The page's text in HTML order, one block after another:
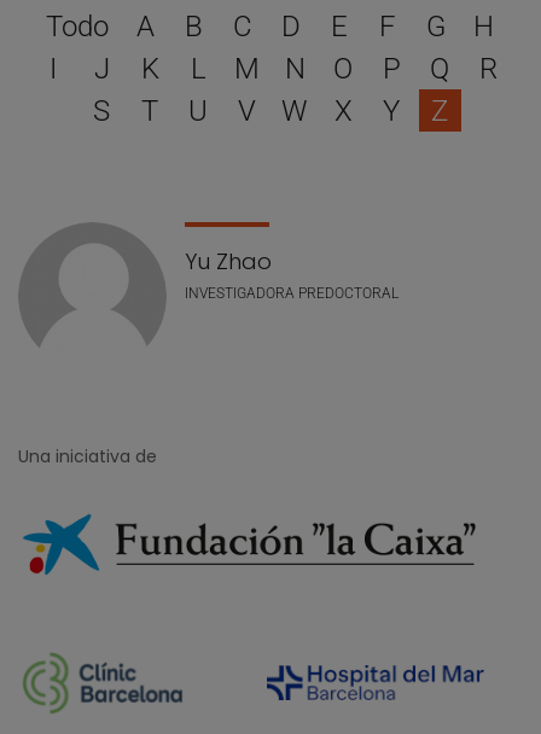
Selecciona una letra
Todo A B C D E F G
H
I
J K L M N O P Q
R
S
T U V W X Y Z
Lista de personal
Yu Zhao
INVESTIGADORA PREDOCTORAL
Una iniciativa de